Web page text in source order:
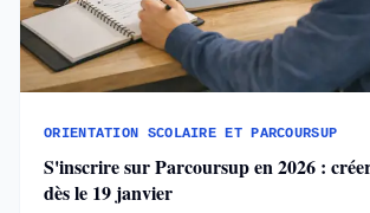
ORIENTATION SCOLAIRE ET PARCOURSUP
S'inscrire sur Parcoursup en 2026 :
dès le 19 janvier